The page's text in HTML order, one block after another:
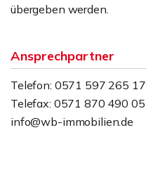
übergeben werden.
Ansprechpartner
Telefon: 0571 597 265 17
Telefax: 0571 870 490 05
info@wb-immobilien.de